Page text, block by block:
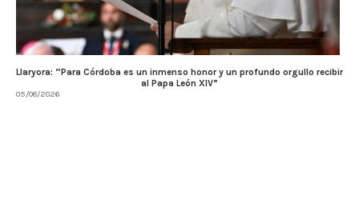
Llaryora: “Para Córdoba es un inmenso honor y un profundo orgullo recibir
al Papa León XIV”
05/08/2026